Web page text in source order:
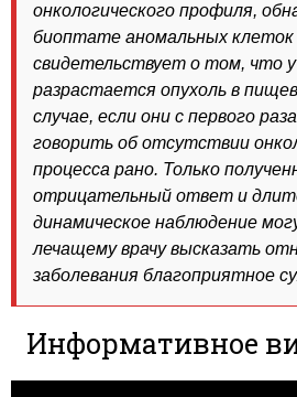
онкологического профиля,
биоптате аномальных клеток
свидетельствует о том, что
разрастается опухоль в
случае, если они с первого
говорить об отсутствии
процесса рано. Только
отрицательный ответ и
динамическое наблюдение
лечащему врачу высказать
заболевания благоприятное
Информативное